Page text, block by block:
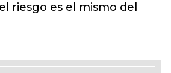
riesgo es el mismo del